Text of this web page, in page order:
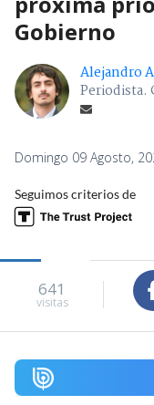
Gobierno
Alejandro
Periodista.
Domingo 09 Agosto,
Seguimos criterios de
641
visitas